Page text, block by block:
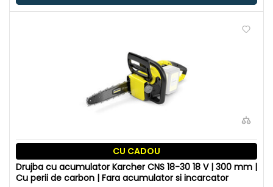
CU CADOU
Drujba cu acumulator Karcher CNS 18-30 18 V | 300 mm |
Cu perii de carbon | Fara acumulator si incarcator